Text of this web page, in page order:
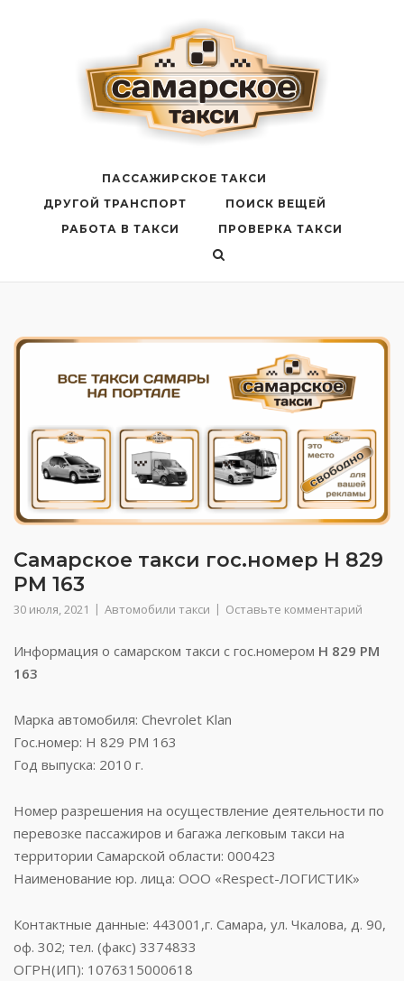
ПАССАЖИРСКОЕ ТАКСИ
ДРУГОЙ ТРАНСПОРТ
ПОИСК ВЕЩЕЙ
РАБОТА В ТАКСИ
ПРОВЕРКА ТАКСИ
Самарское такси гос.номер Н 829
РМ 163
30 июля, 2021 Автомобили такси Оставьте комментарий
Информация о самарском такси с гос.номером Н 829 РМ
163
Марка автомобиля: Chevrolet Klan
Гос.номер: Н 829 РМ 163
Год выпуска: 2010 г.
Номер разрешения на осуществление деятельности по
перевозке пассажиров и багажа легковым такси на
территории Самарской области: 000423
Наименование юр. лица: ООО «Respect-ЛОГИСТИК»
Контактные данные: 443001,г. Самара, ул. Чкалова, д. 90,
оф. 302; тел. (факс) 3374833
ОГРН(ИП): 1076315000618